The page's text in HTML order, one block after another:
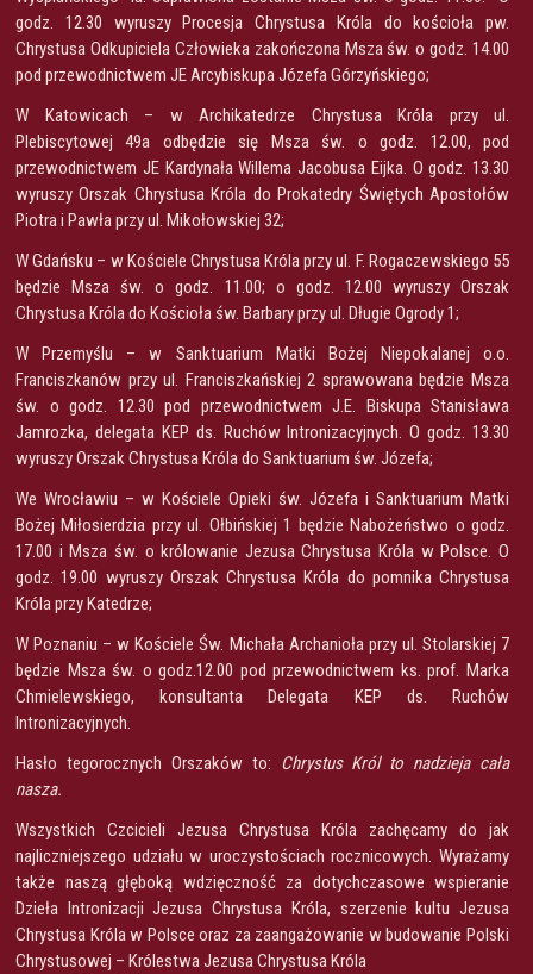
godz. 12.30 wyruszy Procesja Chrystusa Króla do kościoła pw.
Chrystusa Odkupiciela Człowieka zakończona Msza św. o godz. 14.00
pod przewodnictwem JE Arcybiskupa Józefa Górzyńskiego;
W Katowicach – w Archikatedrze Chrystusa Króla przy ul.
Plebiscytowej 49a odbędzie się Msza św. o godz. 12.00, pod
przewodnictwem JE Kardynała Willema Jacobusa Eijka. O godz. 13.30
wyruszy Orszak Chrystusa Króla do Prokatedry Świętych Apostołów
Piotra i Pawła przy ul. Mikołowskiej 32;
W Gdańsku – w Kościele Chrystusa Króla przy ul. F. Rogaczewskiego 55
będzie Msza św. o godz. 11.00; o godz. 12.00 wyruszy Orszak
Chrystusa Króla do Kościoła św. Barbary przy ul. Długie Ogrody 1;
W Przemyślu – w Sanktuarium Matki Bożej Niepokalanej o.o.
Franciszkanów przy ul. Franciszkańskiej 2 sprawowana będzie Msza
św. o godz. 12.30 pod przewodnictwem J.E. Biskupa Stanisława
Jamrozka, delegata KEP ds. Ruchów Intronizacyjnych. O godz. 13.30
wyruszy Orszak Chrystusa Króla do Sanktuarium św. Józefa;
We Wrocławiu – w Kościele Opieki św. Józefa i Sanktuarium Matki
Bożej Miłosierdzia przy ul. Ołbińskiej 1 będzie Nabożeństwo o godz.
17.00 i Msza św. o królowanie Jezusa Chrystusa Króla w Polsce. O
godz. 19.00 wyruszy Orszak Chrystusa Króla do pomnika Chrystusa
Króla przy Katedrze;
W Poznaniu – w Kościele Św. Michała Archanioła przy ul. Stolarskiej 7
będzie Msza św. o godz.12.00 pod przewodnictwem ks. prof. Marka
Chmielewskiego, konsultanta Delegata KEP ds. Ruchów
Intronizacyjnych.
Hasło tegorocznych Orszaków to: Chrystus Król to nadzieja cała
nasza.
Wszystkich Czcicieli Jezusa Chrystusa Króla zachęcamy do jak
najliczniejszego udziału w uroczystościach rocznicowych. Wyrażamy
także naszą głęboką wdzięczność za dotychczasowe wspieranie
Dzieła Intronizacji Jezusa Chrystusa Króla, szerzenie kultu Jezusa
Chrystusa Króla w Polsce oraz za zaangażowanie w budowanie Polski
Chrystusowej – Królestwa Jezusa Chrystusa Króla